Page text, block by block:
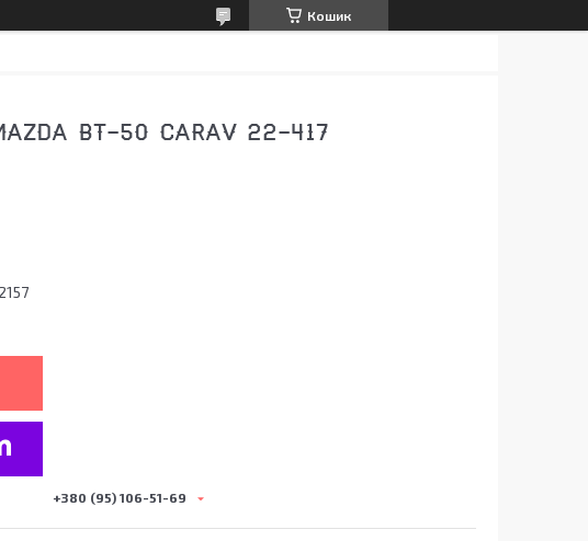
Кошик
BT-50 CARAV 22-417
+380 (95) 106-51-69